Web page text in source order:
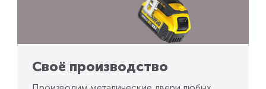
Своё производство